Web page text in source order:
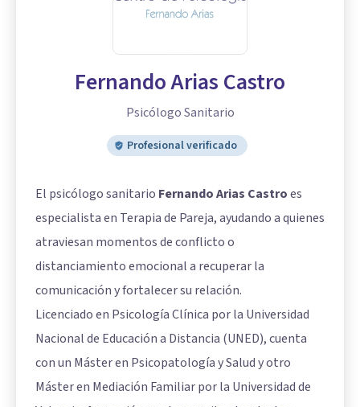
Fernando Arias Castro
Psicólogo Sanitario
Profesional verificado
El psicólogo sanitario Fernando Arias Castroes
especialista en Terapia de Pareja, ayudando a quienes
atraviesan momentos de conflicto o
distanciamiento emocional a recuperar la
comunicación y fortalecer su relación.
Licenciado en Psicología Clínica por la Universidad
Nacional de Educación a Distancia (UNED), cuenta
con un Máster en Psicopatología y Salud y otro
Máster en Mediación Familiar por la Universidad de